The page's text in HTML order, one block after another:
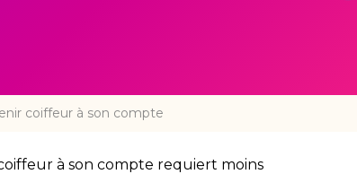
coiffeur à son compte
à son compte requiert moins